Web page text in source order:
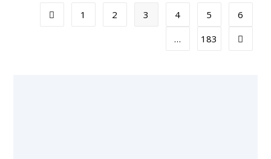
Go to the previous page
1 2 3 4 5
6
…
183 Aller à